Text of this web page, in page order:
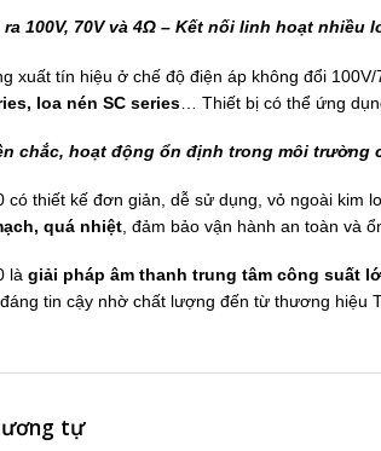
100V, 70V và 4Ω – Kết nối linh hoạt nhiều
xuất tín hiệu ở chế độ điện áp không đổi
loa nén SC series … Thiết bị có thể ứng
chắc, hoạt động ổn định trong môi trường
có thiết kế đơn giản, dễ sử dụng, vỏ ngoài
quá nhiệt , đảm bảo vận hành an toàn và
là giải pháp âm thanh trung tâm công suất
tin cậy nhờ chất lượng đến từ thương hiệu
tự